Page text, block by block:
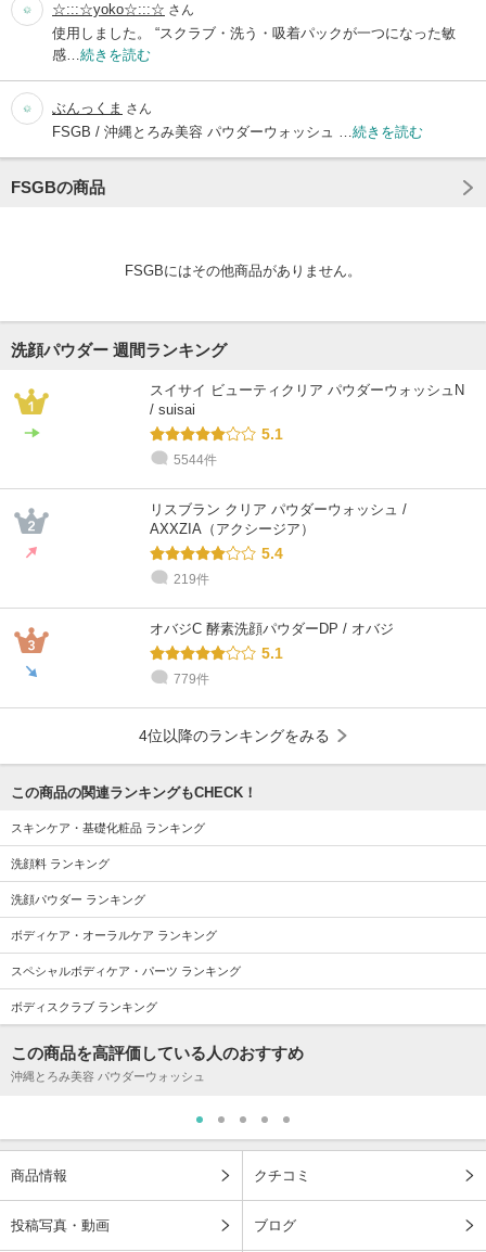
☆:::☆yoko☆:::☆ さん
使用しました。 “スクラブ・洗う・吸着パックが一つになった敏
感…続きを読む
ぶんっくま さん
FSGB / 沖縄とろみ美容 パウダーウォッシュ …続きを読む
FSGBの商品
FSGBにはその他商品がありません。
洗顔パウダー 週間ランキング
スイサイ ビューティクリア パウダーウォッシュN
/ suisai
5.1
5544件
リスブラン クリア パウダーウォッシュ /
AXXZIA（アクシージア）
5.4
219件
オバジC 酵素洗顔パウダーDP / オバジ
5.1
779件
4位以降のランキングをみる
この商品の関連ランキングもCHECK！
スキンケア・基礎化粧品 ランキング
洗顔料 ランキング
洗顔パウダー ランキング
ボディケア・オーラルケア ランキング
スペシャルボディケア・パーツ ランキング
ボディスクラブ ランキング
この商品を高評価している人のおすすめ
沖縄とろみ美容 パウダーウォッシュ
商品情報 クチコミ
投稿写真・動画 ブログ